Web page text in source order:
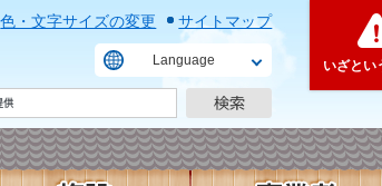
色・文字サイズの変更 サイトマップ
Language いざとい